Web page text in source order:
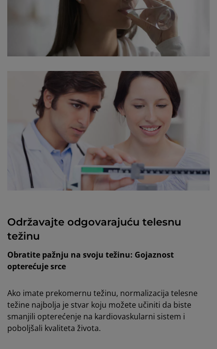
Održavajte odgovarajuću telesnu
težinu
Obratite pažnju na svoju težinu: Gojaznost
opterećuje srce
Ako imate prekomernu težinu, normalizacija telesne
težine najbolja je stvar koju možete učiniti da biste
smanjili opterećenje na kardiovaskularni sistem i
poboljšali kvaliteta života.